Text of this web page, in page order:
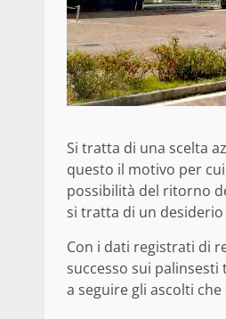
Si tratta di una scelta
questo il motivo per
possibilità del ritorno
si tratta di un
Con i dati registrati di
successo sui palinsesti
a seguire gli ascolti